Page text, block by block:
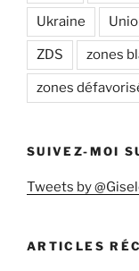
Ukraine
ZDS zones
zones
SUIVEZ-MOI
Tweets by
ARTICLES